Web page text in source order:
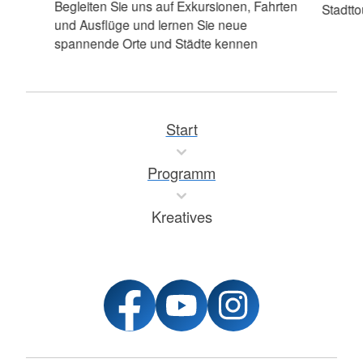
Begleiten Sie uns auf Exkursionen, Fahrten
und Ausflüge und lernen Sie neue
spannende Orte und Städte kennen
Start
Programm
Kreatives